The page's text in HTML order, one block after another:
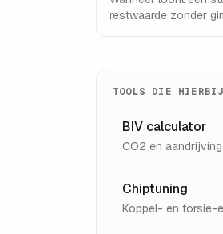
restwaarde zonder
TOOLS DIE
BIV calculator
CO2 en
Chiptuning
Koppel- en torsie-